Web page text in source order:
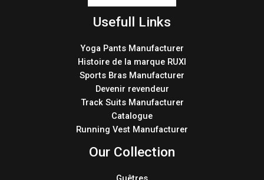
Usefull Links
Yoga Pants Manufacturer
Histoire de la marque RUXI
Sports Bras Manufacturer
Devenir revendeur
Track Suits Manufacturer
Catalogue
Running Vest Manufacturer
Our Collection